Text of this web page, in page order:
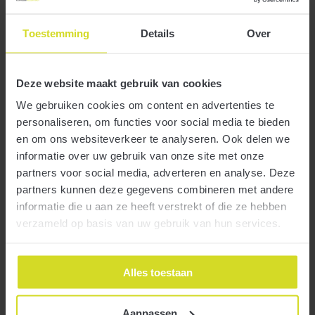
Toestemming Details Over
Deze website maakt gebruik van cookies
We gebruiken cookies om content en advertenties te
personaliseren, om functies voor social media te bieden
en om ons websiteverkeer te analyseren. Ook delen we
informatie over uw gebruik van onze site met onze
partners voor social media, adverteren en analyse. Deze
partners kunnen deze gegevens combineren met andere
informatie die u aan ze heeft verstrekt of die ze hebben
verzameld op basis van uw gebruik van hun services.
Alles toestaan
29 april 2022
Als agrarisch ondernemer vult u ieder jaar de Gecombineerde
opgave in. Heeft u dit nog niet gedaan? Houd dan de deadline in de
gaten, in 2022 kan dit namelijk tot en met 15 mei.
Meer
‘spaarvariant’